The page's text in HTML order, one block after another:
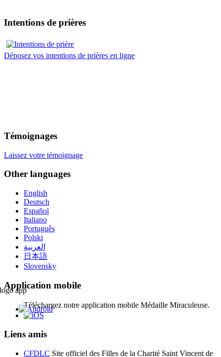
Intentions de prières
Déposez vos intentions de prières en ligne
Témoignages
Laissez votre témoignage
Other languages
English
Deutsch
Español
Italiano
Português
Polski
العربية
日本語
Slovensky
Application mobile
Téléchargez notre application mobile Médaille Miraculeuse.
Liens amis
CFDLC Site officiel des Filles de la Charité Saint Vincent de